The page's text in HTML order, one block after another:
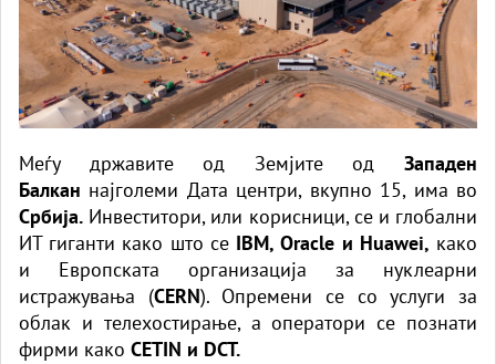
Меѓу државите од Земјите од Западен
Балкан најголеми Дата центри, вкупно 15, има во
Србија. Инвеститори, или корисници, се и глобални
ИТ гиганти како што се IBM, Oracle и Huawei, како
и Европската организација за нуклеарни
истражувања (CERN). Опремени се со услуги за
облак и телехостирање, а оператори се познати
фирми како CETIN и DCT.